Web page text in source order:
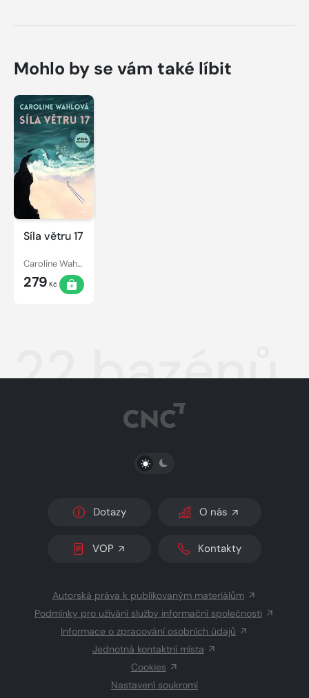
Mohlo by se vám také líbit
Síla větru 17
Caroline Wahlová
279 Kč
22 bazénů
PŘEPNOUT SVĚTLÝ/TMAVÝ REŽIM
Dotazy O nás
VOP Kontakty
Autorská práva k publikovaným materiálům
Podmínky pro užívání služby informační společnosti
Informace o zpracování osobních údajů
Jednotná kontaktní místa
Cookies
Nastavení soukromí